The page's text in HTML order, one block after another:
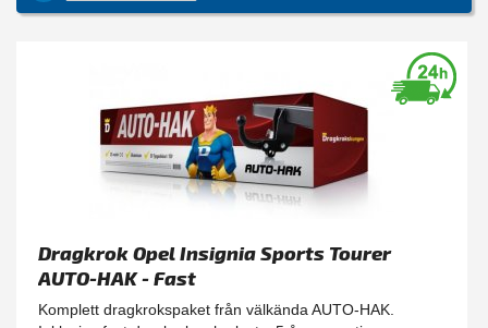
Dragkrok Opel Insignia Sports Tourer
AUTO-HAK - Fast
Komplett dragkrokspaket från välkända AUTO-HAK.